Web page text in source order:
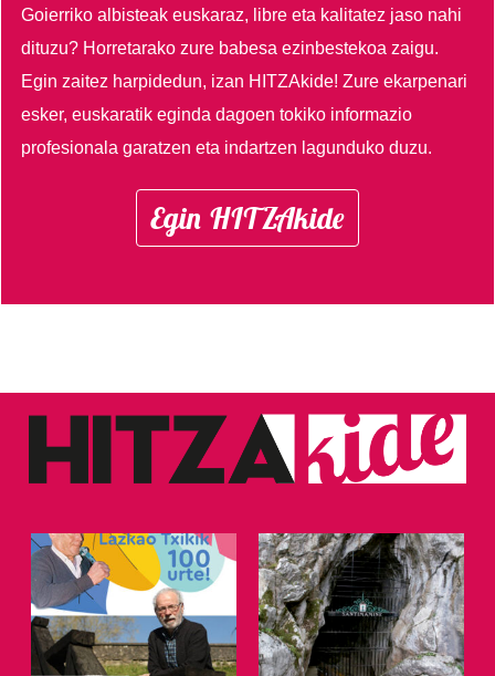
Goierriko albisteak euskaraz, libre eta kalitatez jaso nahi
dituzu? Horretarako zure babesa ezinbestekoa zaigu.
Egin zaitez harpidedun, izan HITZAkide!Zure ekarpenari
esker, euskaratik eginda dagoen tokiko informazio
profesionala garatzen eta indartzen lagunduko duzu.
Egin HITZAkide